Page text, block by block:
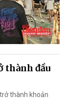
thành đầu
thành khoản